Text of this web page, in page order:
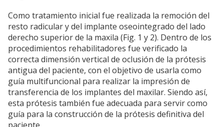
Como tratamiento inicial fue realizada la remoción del
resto radicular y del implante oseointegrado del lado
derecho superior de la maxila (Fig. 1 y 2). Dentro de los
procedimientos rehabilitadores fue verificado la
correcta dimensión vertical de oclusión de la prótesis
antigua del paciente, con el objetivo de usarla como
guía multifuncional para realizar la impresión de
transferencia de los implantes del maxilar. Siendo así,
esta prótesis también fue adecuada para servir como
guía para la construcción de la prótesis definitiva del